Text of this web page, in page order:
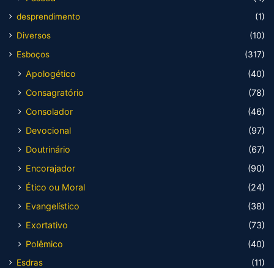
desprendimento
(1)
Diversos
(10)
Esboços
(317)
Apologético
(40)
Consagratório
(78)
Consolador
(46)
Devocional
(97)
Doutrinário
(67)
Encorajador
(90)
Ético ou Moral
(24)
Evangelístico
(38)
Exortativo
(73)
Polêmico
(40)
Esdras
(11)